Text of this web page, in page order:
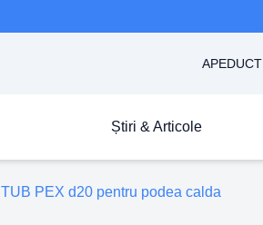
APEDUCT
Știri & Articole
TUB PEX d20 pentru podea calda